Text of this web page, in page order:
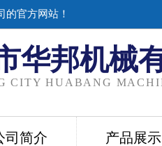
的官方网站！
华邦机械
CITY HUABANG
司简介 产品展示